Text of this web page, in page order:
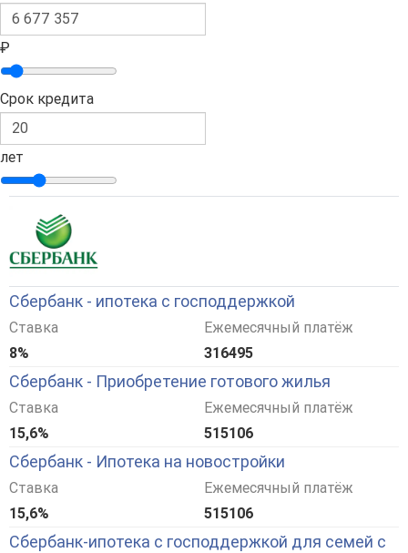
₽
Срок кредита
лет
Сбербанк - ипотека с господдержкой
Ставка
8%
Ежемесячный платёж
316495
Сбербанк - Приобретение готового жилья
Ставка
15,6%
Ежемесячный платёж
515106
Сбербанк - Ипотека на новостройки
Ставка
15,6%
Ежемесячный платёж
515106
Сбербанк-ипотека с господдержкой для семей с